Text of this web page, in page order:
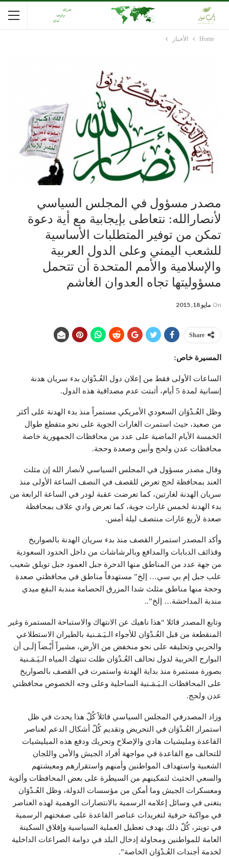
Home الأخبار
مصدر مسؤول في المجلس السياسي
لأنصارالله: نتعاطى بإيجابية مع أية دعوة
تمكن من توفير المتطلبات الأساسية
للشعب اليمني وعلى الدول العربية
والإسلامية والأمم المتحدة أن تتحمل
مسؤوليتها تجاه العدوان الغاشم
On مايو 18, 2015
Share
المسيرة خاص:
الساعات الأولى فقط من إعلان دول العُـدْوَان بدء سريان هدنة
إنسانية لمدة 5 أيام، أثبتت عدم مصداقية هذه الدول.
وظل العُـدْوَان السعودي الأمريكي مستمراً منذ بدء الهدنة على أكثر
من صعيد، حيث استمرت الغارات الجوية على نحو متقطع طوال
الخمسة الأيام الماضية على عدد من محافظات الجمهورية خاصة
محافظات عدن ولحج وأبين وصعدة وحجة.
وقال مصدر مسؤول في المجلس السياسي لأنصار الله إن مثلث
العند بمحافظة لحج تعرض للقصف في النصف الساعة الأولى منذ
سريان الهدنة لغارتين، كما تعرضت عقبة لودر في الساعة الرابعة من
بدء الهدنة لخمس غارات جوية، كما تعرض وادي علاف بمحافظة
صعدة لأربع غارات منتصف ليلة أمس.
وأكد المصدر استمرار القصف منذ بدء سريان الهدنة بالصواريخ
وقذائف الدبابات والمدافع وبالرشاشات من داخل الحدود السعودية
من جهة عدد من المناطق منها الدحرة جبل العمود جبل تويلق شعيب
علب جبل إم بي سي… إلخ” مستهدفاً مناطق في محافظتي صعدة
وحجة منها مناطق مثلث شدا المزرق الحصامة مندبة البقع ميدي
مندبة المداحشة… إلخ”..
وتابع المصدر قائلا “هذا ناهيك عن الانتهاك والاستباحة المستمرة وغير
المنقطعة من قبل العُـدْوَان للأجواء الـيَـمَـنية بالطيران الاستطلاعي
والحربي وتحليقه على نحو منخفض من الأرض، مشيراً أَيْـضاً إلَـى أن
البوارج الحربية لدول تحالف العُـدْوَان ظلت تنتهك المياه الـيَـمَـنية
بصورة مستمرة منذ بداية الهدنة واستمرت في القصف بالصواريخ
على المحافظات الـيَـمَـنية الساحلية وعلى وجه الخصوص محافظتي
عدن ولحج.
وزاد المصدرفي المجلس السياسي قائلاً كُلّ هذا يحدث في ظل
استمرار العُـدْوَان في التحريض وتقديم كُلّ أشكال الدعم لعناصر
القاعدة ومليشيات هادي والإصلاح وتحريك ودفع هذه الميليشيات
للتحالف مع القاعدة في مواجهة أفراد الجيش والأمن واللجان
الشعبية واستهداف المواطنين وأمنهم واستقرارهم ومعيشتهم
والسعي الحثيث لتمكينهم من السيطرة على بعض المحافظات وألوية
ومعسكرات الجيش وما أمكن من مؤسسات الدولة، وظل العُـدْوَان
يتغنى في وسائل إعلامه الرسمية بالانتصارات الوهمية لهذه العناصر
في مواكبة حرفية لتغريدات عناصر القاعدة على صفحتهم الرسمية
في تويتر، كُلّ ذلك بهدف تعطيل العملية السياسية وإقلاق السكينة
العامة للمواطنين ومحاولة إدخال البلد في دوامة الصراعات الداخلية
لخدمة أجندات العُـدْوَان الخاصة”.